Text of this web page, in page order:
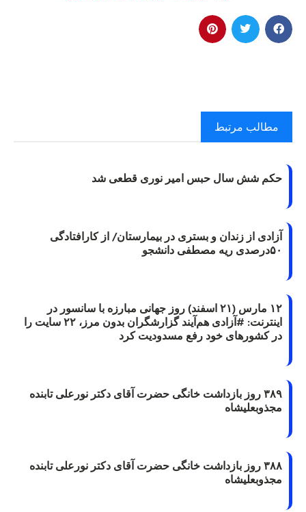
مطالب مرتبط
حکم شش سال حبس امیر نوری قطعی شد
آزادی از زندان و بستری در بیمارستان/ از کارافتادگی
۵۰درصدی ریه مصطفی دانشجو
۱۲ مارس (۲۱ اسفند) روز جهانی مبارزه با سانسور در
اینترنت: #آزادی هم‌آیند گزارشگران‌ بدون مرز، ۲۲ سایت را
در کشورهای خود رفع مسدودیت کرد
۳۸۹ روز بازداشت خانگی حضرت آقای دکتر نورعلی تابنده
مجذوبعلیشاه
۳۸۸ روز بازداشت خانگی حضرت آقای دکتر نورعلی تابنده
مجذوبعلیشاه